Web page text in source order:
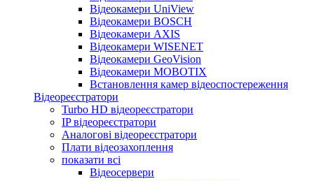
Відеокамери UniView
Відеокамери BOSCH
Відеокамери AXIS
Відеокамери WISENET
Відеокамери GeoVision
Відеокамери MOBOTIX
Встановлення камер відеоспостереження
Відеореєстратори
Turbo HD відеореєстратори
IP відеореєстратори
Аналогові відеореєстратори
Плати відеозахоплення
показати всі
Відеосервери